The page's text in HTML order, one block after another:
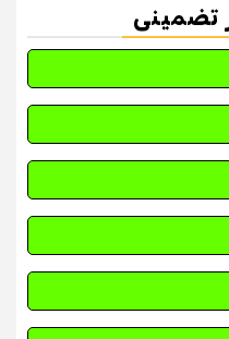
تضمینی